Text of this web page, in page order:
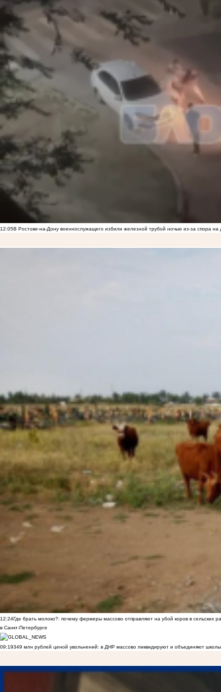
12:05В Ростове-на-Дону военнослужащего избили железной трубой ночью из-за спора на
12:24Где брать молоко?: почему фермеры массово отправляют на убой коров в сельских
в Санкт-Петербурге
09:19349 млн рублей ценой увольнений: в ДНР массово ликвидируют и объединяют